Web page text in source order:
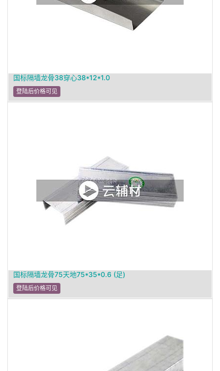
国标隔墙龙骨38穿心38*12*1.0
登陆后价格可见
国标隔墙龙骨75天地75*35*0.6 (足)
登陆后价格可见